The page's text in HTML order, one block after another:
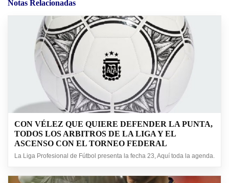
Notas Relacionadas
CON VÉLEZ QUE QUIERE DEFENDER LA PUNTA,
TODOS LOS ARBITROS DE LA LIGA Y EL
ASCENSO CON EL TORNEO FEDERAL
La Liga Profesional de Fútbol presenta la fecha 23, Aquí toda la agenda.